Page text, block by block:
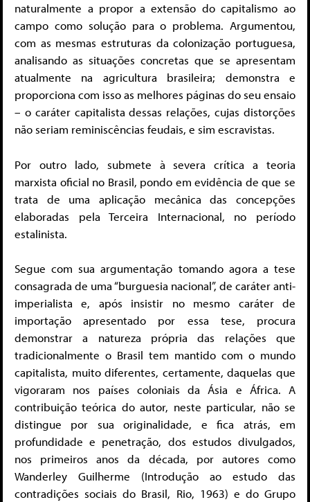
naturalmente a propor a extensão do capitalismo ao
campo como solução para o problema. Argumentou,
com as mesmas estruturas da colonização portuguesa,
analisando as situações concretas que se apresentam
atualmente na agricultura brasileira; demonstra e
proporciona com isso as melhores páginas do seu ensaio
– o caráter capitalista dessas relações, cujas distorções
não seriam reminiscências feudais, e sim escravistas.
Por outro lado, submete à severa crítica a teoria
marxista oficial no Brasil, pondo em evidência de que se
trata de uma aplicação mecânica das concepções
elaboradas pela Terceira Internacional, no período
estalinista.
Segue com sua argumentação tomando agora a tese
consagrada de uma “burguesia nacional”, de caráter anti-
imperialista e, após insistir no mesmo caráter de
importação apresentado por essa tese, procura
demonstrar a natureza própria das relações que
tradicionalmente o Brasil tem mantido com o mundo
capitalista, muito diferentes, certamente, daquelas que
vigoraram nos países coloniais da Ásia e África. A
contribuição teórica do autor, neste particular, não se
distingue por sua originalidade, e fica atrás, em
profundidade e penetração, dos estudos divulgados,
nos primeiros anos da década, por autores como
Wanderley Guilherme (Introdução ao estudo das
contradições sociais do Brasil, Rio, 1963) e do Grupo